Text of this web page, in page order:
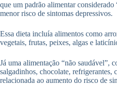
que um padrão alimentar considerado
menor risco de sintomas depressivos.
Essa dieta incluía alimentos como
vegetais, frutas, peixes, algas e
Já uma alimentação “não saudável”,
salgadinhos, chocolate, refrigerantes,
relacionada ao aumento do risco de